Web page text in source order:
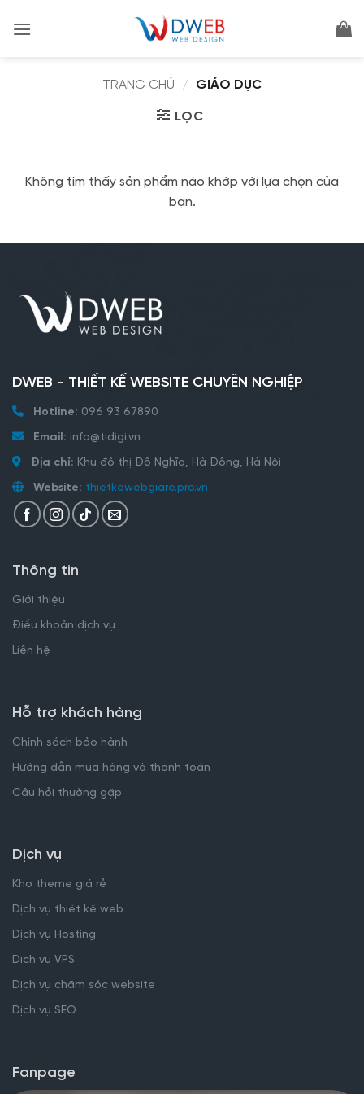
qua
TRANG CHỦ
/ GIÁO DỤC
LỌC
Không tìm thấy sản phẩm nào khớp với lựa chọn của
bạn.
DWEB - THIẾT KẾ WEBSITE CHUYÊN NGHIỆP
Hotline: 096 93 67890
Email: info@tidigi.vn
Địa chỉ: Khu đô thị Đô Nghĩa, Hà Đông, Hà Nội
Website: thietkewebgiare.pro.vn
Thông tin
Giới thiệu
Điều khoản dịch vụ
Liên hệ
Hỗ trợ khách hàng
Chính sách bảo hành
Hướng dẫn mua hàng và thanh toán
Câu hỏi thường gặp
Dịch vụ
Kho theme giá rẻ
Dịch vụ thiết kế web
Dịch vụ Hosting
Dịch vụ VPS
Dịch vụ chăm sóc website
Dịch vụ SEO
Fanpage